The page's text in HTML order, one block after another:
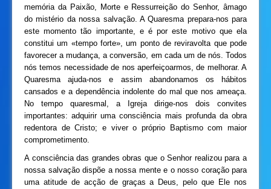
memória da Paixão, Morte e Ressurreição do Senhor, âmago
do mistério da nossa salvação. A Quaresma prepara-nos para
este momento tão importante, e é por este motivo que ela
constitui um «tempo forte», um ponto de reviravolta que pode
favorecer a mudança, a conversão, em cada um de nós. Todos
nós temos necessidade de nos aperfeiçoarmos, de melhorar. A
Quaresma ajuda-nos e assim abandonamos os hábitos
cansados e a dependência indolente do mal que nos ameaça.
No tempo quaresmal, a Igreja dirige-nos dois convites
importantes: adquirir uma consciência mais profunda da obra
redentora de Cristo; e viver o próprio Baptismo com maior
comprometimento.
A consciência das grandes obras que o Senhor realizou para a
nossa salvação dispõe a nossa mente e o nosso coração para
uma atitude de acção de graças a Deus, pelo que Ele nos